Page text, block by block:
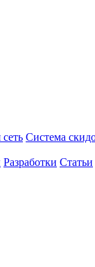
Система
Разработки Статьи